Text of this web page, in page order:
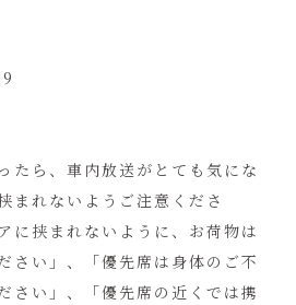
たら、車内放送がとても気にな
まれないようご注意くださ
に挟まれないように、お荷物は
さい」、「優先席は身体のご不
さい」、「優先席の近くでは携